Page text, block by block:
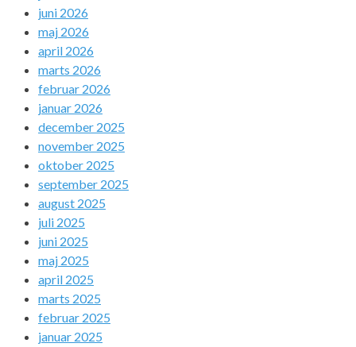
juni 2026
maj 2026
april 2026
marts 2026
februar 2026
januar 2026
december 2025
november 2025
oktober 2025
september 2025
august 2025
juli 2025
juni 2025
maj 2025
april 2025
marts 2025
februar 2025
januar 2025